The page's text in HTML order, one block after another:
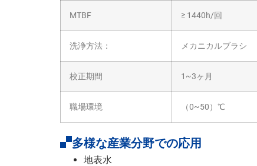
MTBF ≥ 1440h/回
洗浄方法： メカニカルブラシ
校正期間 1~3ヶ月
職場環境 （0~50）℃
多様な産業分野での応用
地表水